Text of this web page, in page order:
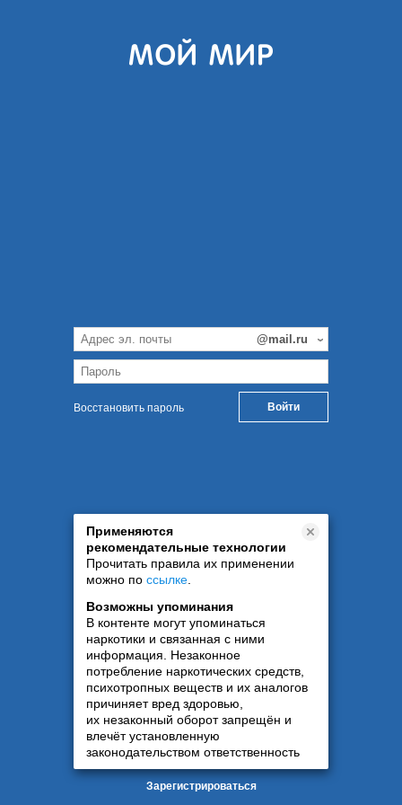
Восстановить пароль
Применяются
рекомендательные технологии
Прочитать правила их применении
можно по ссылке
Возможны упоминания
В контенте могут упоминаться
наркотики и связанная с ними
информация. Незаконное
потребление наркотических средств,
психотропных веществ и их аналогов
причиняет вред здоровью,
их незаконный оборот запрещён и
влечёт установленную
законодательством ответственность
Зарегистрироваться